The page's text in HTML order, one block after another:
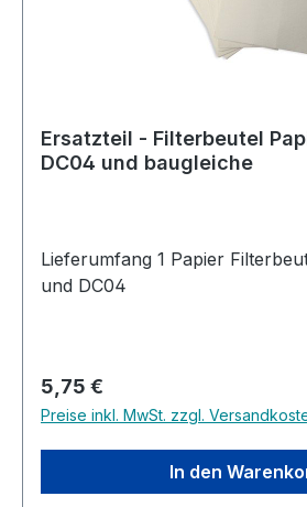
Ersatzteil - Filterbeutel
DC04 und baugleiche
Lieferumfang 1 Papier Filterbeutel für ha1000
und DC04
Regulärer Preis:
5,75 €
Preise inkl. MwSt. zzgl.
In den